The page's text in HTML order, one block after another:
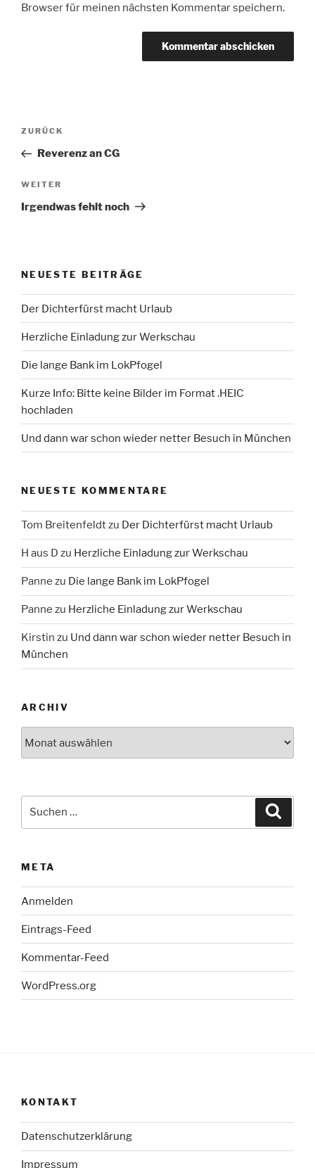
Browser für meinen nächsten Kommentar speichern.
Beitragsnavigation
Vorheriger
Beitrag
ZURÜCK
Reverenz an CG
Nächster
Beitrag
WEITER
Irgendwas fehlt noch
NEUESTE BEITRÄGE
Der Dichterfürst macht Urlaub
Herzliche Einladung zur Werkschau
Die lange Bank im LokPfogel
Kurze Info: Bitte keine Bilder im Format .HEIC
hochladen
Und dann war schon wieder netter Besuch in München
NEUESTE KOMMENTARE
Tom Breitenfeldtzu Der Dichterfürst macht Urlaub
H aus D zu Herzliche Einladung zur Werkschau
Panne zu Die lange Bank im LokPfogel
Panne zu Herzliche Einladung zur Werkschau
Kirstin zu Und dann war schon wieder netter Besuch in
München
ARCHIV
META
Anmelden
Eintrags-Feed
Kommentar-Feed
WordPress.org
KONTAKT
Datenschutzerklärung
Impressum